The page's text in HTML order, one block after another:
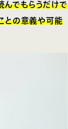
んでもらうだけで
との意義や可能